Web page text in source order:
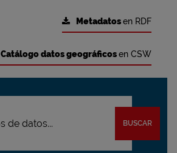
Metadatosen RDF
Catálogo datos geográficosen CSW
BUSCAR